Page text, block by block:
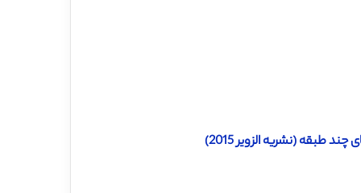
طبقه (نشریه الزویر 2015)